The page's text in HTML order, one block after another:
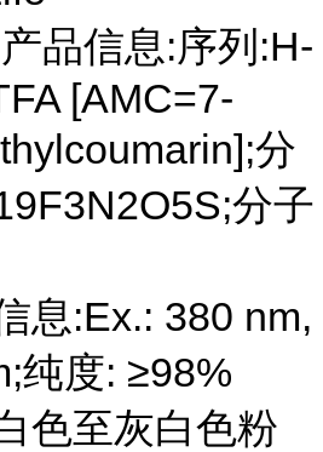
品信息:序列:H-
[AMC=7-
分
分子
息:Ex.: 380 nm,
纯度: ≥98%
色至灰白色粉